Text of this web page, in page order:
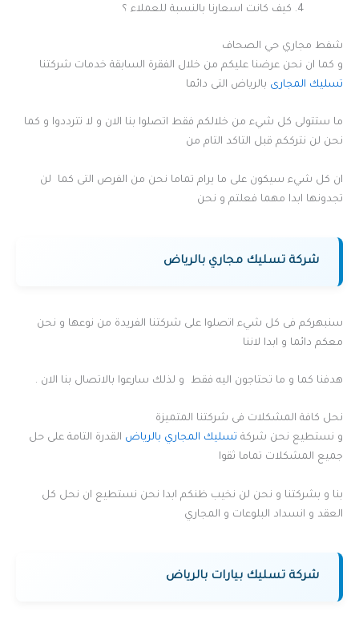
كيف كانت اسعارنا بالنسبة للعملاء ؟
شفط مجاري حي الصحاف
و كما ان نحن عرضنا عليكم من خلال الفقرة السابقة خدمات شركتنا
تسليك المجارى بالرياض التى دائما
ما ستتولى كل شيء من خلالكم فقط اتصلوا بنا الان و لا تترددوا و كما
نحن لن نترككم قبل التاكد التام من
ان كل شيء سيكون على ما يرام تماما نحن من الفرص التى كما لن
تجدونها ابدا مهما فعلتم و نحن
شركة تسليك مجاري بالرياض
سنبهركم فى كل شيء اتصلوا على شركتنا الفريدة من نوعها و نحن
معكم دائما و ابدا لاننا
هدفنا كما و ما تحتاجون اليه فقط و لذلك سارعوا بالاتصال بنا الان .
نحل كافة المشكلات فى شركتنا المتميزة
و نستطيع نحن شركة تسليك المجاري بالرياض القدرة التامة على حل
جميع المشكلات تماما ثقوا
بنا و بشركتنا و نحن لن نخيب ظنكم ابدا نحن نستطيع ان نحل كل
العقد و انسداد البلوعات و المجاري
شركة تسليك بيارات بالرياض